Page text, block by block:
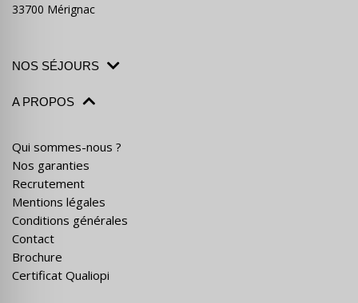
33700 Mérignac
NOS SÉJOURS
A PROPOS
Qui sommes-nous ?
Nos garanties
Recrutement
Mentions légales
Conditions générales
Contact
Brochure
Certificat Qualiopi